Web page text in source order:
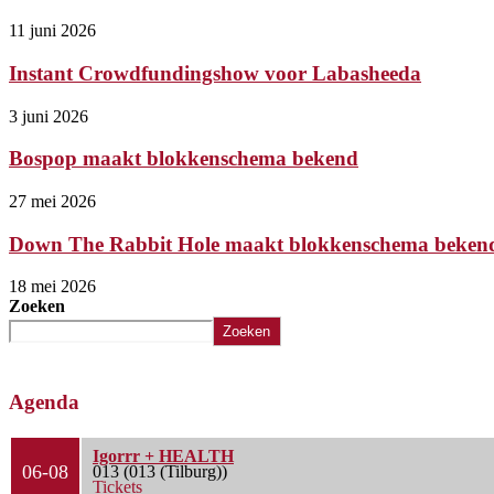
11 juni 2026
Instant Crowdfundingshow voor Labasheeda
3 juni 2026
Bospop maakt blokkenschema bekend
27 mei 2026
Down The Rabbit Hole maakt blokkenschema
18 mei 2026
Zoeken
Zoeken
Agenda
06-08
Igorrr + HEALTH
013 (013 (Tilburg))
Tickets